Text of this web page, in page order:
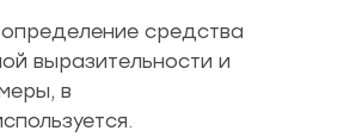
определение средства
выразительности и
в